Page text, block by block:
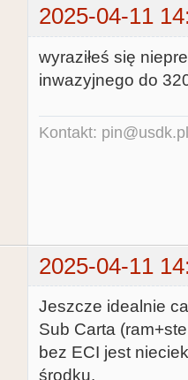
2025-04-11
wyraziłeś się
inwazyjnego do
Kontakt: pin@usdk.pl
2025-04-11
Jeszcze idealnie
Sub Carta
bez ECI jest
środku.